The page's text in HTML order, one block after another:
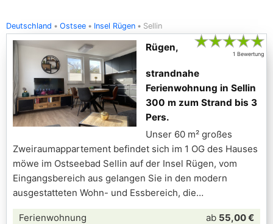
Deutschland Ostsee Insel Rügen Sellin
★★★★★
1 Bewertung
Rügen,
strandnahe
Ferienwohnung in Sellin
300 m zum Strand bis 3
Pers.
Unser 60 m² großes
Zweiraumappartement befindet sich im 1 OG des Hauses
möwe im Ostseebad Sellin auf der Insel Rügen, vom
Eingangsbereich aus gelangen Sie in den modern
ausgestatteten Wohn- und Essbereich, die
Ferienwohnung
ab 55,00 €